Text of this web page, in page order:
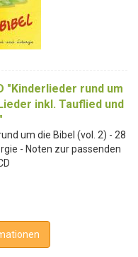
"Kinderlieder rund um
inkl. Tauflied und
um die Bibel (vol. 2) - 28
- Noten zur passenden